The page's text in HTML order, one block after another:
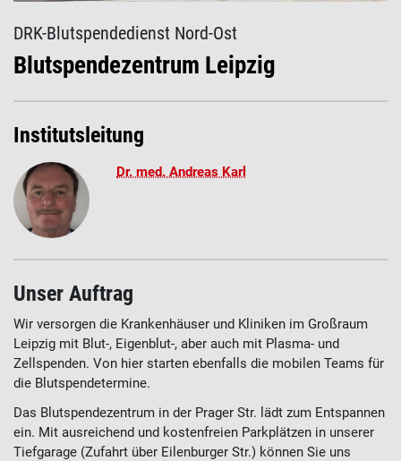
DRK-Blutspendedienst Nord-Ost
Blutspendezentrum Leipzig
Institutsleitung
Dr. med. Andreas Karl
Unser Auftrag
Wir versorgen die Krankenhäuser und Kliniken im Großraum
Leipzig mit Blut-, Eigenblut-, aber auch mit Plasma- und
Zellspenden. Von hier starten ebenfalls die mobilen Teams für
die Blutspendetermine.
Das Blutspendezentrum in der Prager Str. lädt zum Entspannen
ein. Mit ausreichend und kostenfreien Parkplätzen in unserer
Tiefgarage (Zufahrt über Eilenburger Str.) können Sie uns